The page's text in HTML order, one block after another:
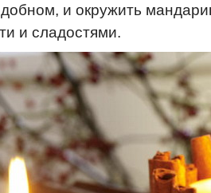
и окружить
и сладостями.